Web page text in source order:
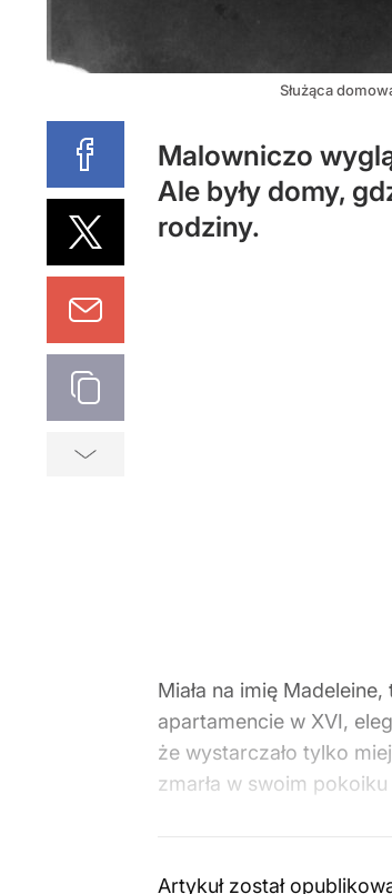
Służąca
Malowniczo
Ale były domy,
rodziny.
Miała na imię
apartamencie w XVI,
że wystarczało tylko
zmarła w swoim
Artykuł został